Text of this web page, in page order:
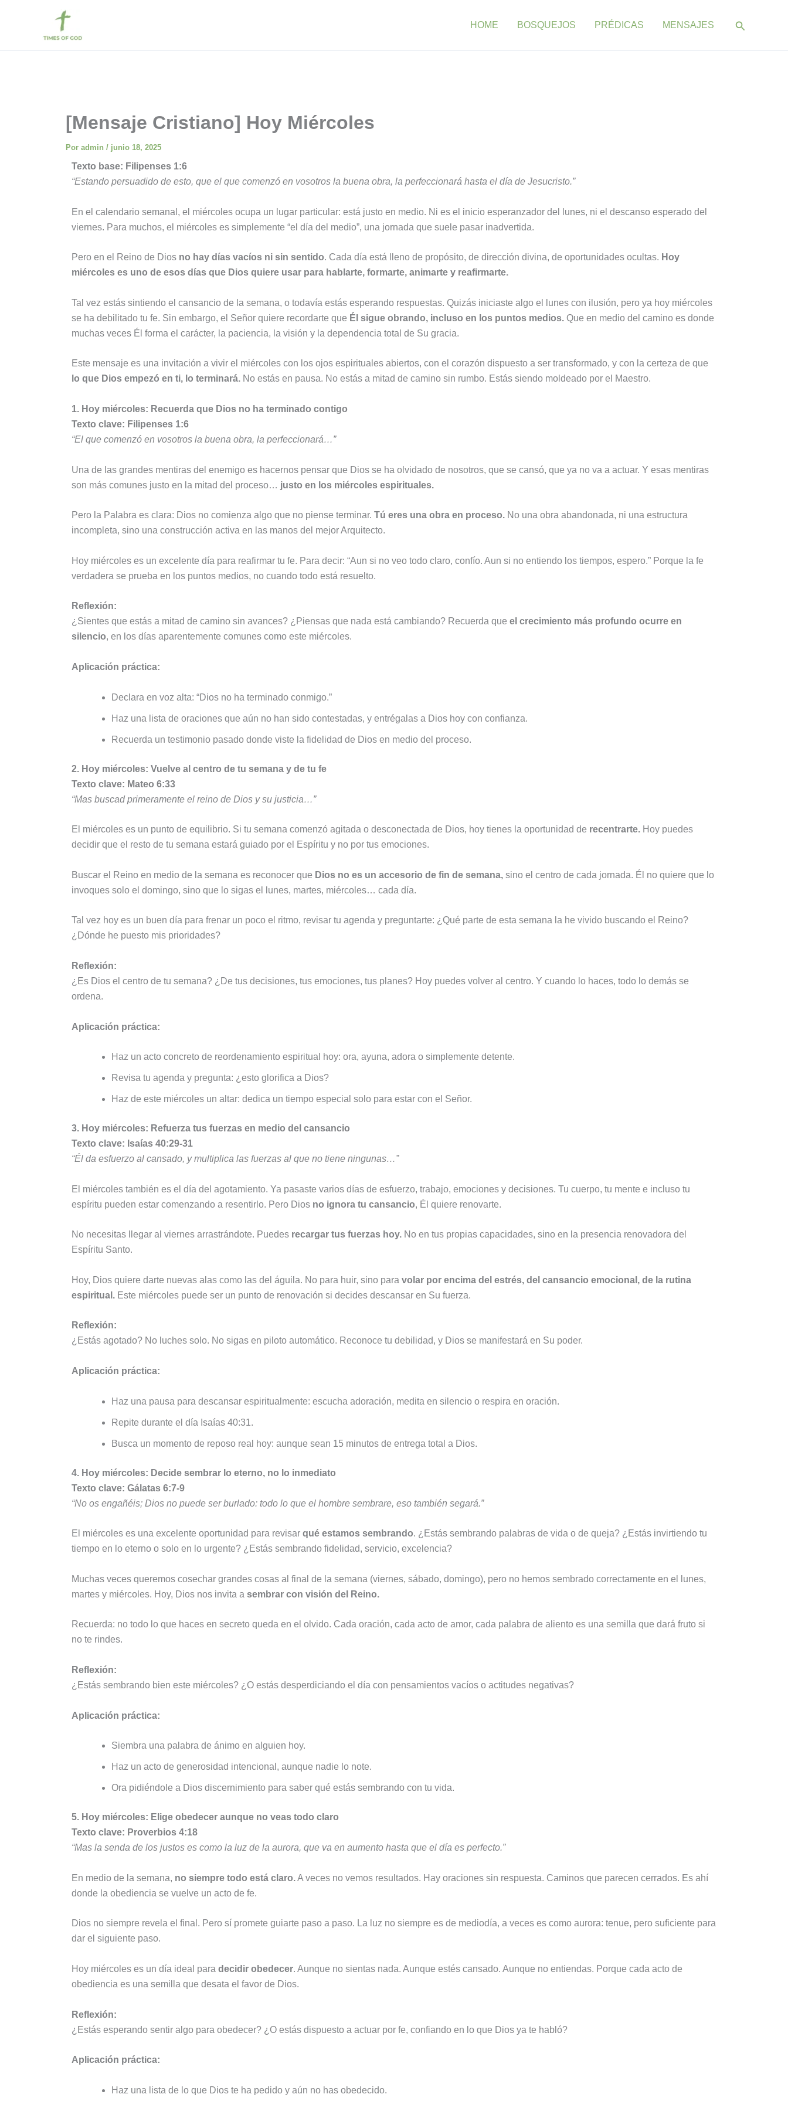
HOME BOSQUEJOS PRÉDICAS MENSAJES Buscar
[Mensaje Cristiano] Hoy Miércoles
Por admin / junio 18, 2025
Texto base: Filipenses 1:6
“Estando persuadido de esto, que el que comenzó en vosotros la buena obra, la perfeccionará hasta el día de Jesucristo.”
En el calendario semanal, el miércoles ocupa un lugar particular: está justo en medio. Ni es el inicio esperanzador del lunes, ni el descanso esperado del
viernes. Para muchos, el miércoles es simplemente “el día del medio”, una jornada que suele pasar inadvertida.
Pero en el Reino de Dios no hay días vacíos ni sin sentido. Cada día está lleno de propósito, de dirección divina, de oportunidades ocultas. Hoy
miércoles es uno de esos días que Dios quiere usar para hablarte, formarte, animarte y reafirmarte.
Tal vez estás sintiendo el cansancio de la semana, o todavía estás esperando respuestas. Quizás iniciaste algo el lunes con ilusión, pero ya hoy miércoles
se ha debilitado tu fe. Sin embargo, el Señor quiere recordarte que Él sigue obrando, incluso en los puntos medios. Que en medio del camino es donde
muchas veces Él forma el carácter, la paciencia, la visión y la dependencia total de Su gracia.
Este mensaje es una invitación a vivir el miércoles con los ojos espirituales abiertos, con el corazón dispuesto a ser transformado, y con la certeza de que
lo que Dios empezó en ti, lo terminará. No estás en pausa. No estás a mitad de camino sin rumbo. Estás siendo moldeado por el Maestro.
1. Hoy miércoles: Recuerda que Dios no ha terminado contigo
Texto clave: Filipenses 1:6
“El que comenzó en vosotros la buena obra, la perfeccionará…”
Una de las grandes mentiras del enemigo es hacernos pensar que Dios se ha olvidado de nosotros, que se cansó, que ya no va a actuar. Y esas mentiras
son más comunes justo en la mitad del proceso… justo en los miércoles espirituales.
Pero la Palabra es clara: Dios no comienza algo que no piense terminar. Tú eres una obra en proceso. No una obra abandonada, ni una estructura
incompleta, sino una construcción activa en las manos del mejor Arquitecto.
Hoy miércoles es un excelente día para reafirmar tu fe. Para decir: “Aun si no veo todo claro, confío. Aun si no entiendo los tiempos, espero.” Porque la fe
verdadera se prueba en los puntos medios, no cuando todo está resuelto.
Reflexión:
¿Sientes que estás a mitad de camino sin avances? ¿Piensas que nada está cambiando? Recuerda que el crecimiento más profundo ocurre en
silencio, en los días aparentemente comunes como este miércoles.
Aplicación práctica:
Declara en voz alta: “Dios no ha terminado conmigo.”
Haz una lista de oraciones que aún no han sido contestadas, y entrégalas a Dios hoy con confianza.
Recuerda un testimonio pasado donde viste la fidelidad de Dios en medio del proceso.
2. Hoy miércoles: Vuelve al centro de tu semana y de tu fe
Texto clave: Mateo 6:33
“Mas buscad primeramente el reino de Dios y su justicia…”
El miércoles es un punto de equilibrio. Si tu semana comenzó agitada o desconectada de Dios, hoy tienes la oportunidad de recentrarte. Hoy puedes
decidir que el resto de tu semana estará guiado por el Espíritu y no por tus emociones.
Buscar el Reino en medio de la semana es reconocer que Dios no es un accesorio de fin de semana, sino el centro de cada jornada. Él no quiere que lo
invoques solo el domingo, sino que lo sigas el lunes, martes, miércoles… cada día.
Tal vez hoy es un buen día para frenar un poco el ritmo, revisar tu agenda y preguntarte: ¿Qué parte de esta semana la he vivido buscando el Reino?
¿Dónde he puesto mis prioridades?
Reflexión:
¿Es Dios el centro de tu semana? ¿De tus decisiones, tus emociones, tus planes? Hoy puedes volver al centro. Y cuando lo haces, todo lo demás se
ordena.
Aplicación práctica:
Haz un acto concreto de reordenamiento espiritual hoy: ora, ayuna, adora o simplemente detente.
Revisa tu agenda y pregunta: ¿esto glorifica a Dios?
Haz de este miércoles un altar: dedica un tiempo especial solo para estar con el Señor.
3. Hoy miércoles: Refuerza tus fuerzas en medio del cansancio
Texto clave: Isaías 40:29-31
“Él da esfuerzo al cansado, y multiplica las fuerzas al que no tiene ningunas…”
El miércoles también es el día del agotamiento. Ya pasaste varios días de esfuerzo, trabajo, emociones y decisiones. Tu cuerpo, tu mente e incluso tu
espíritu pueden estar comenzando a resentirlo. Pero Dios no ignora tu cansancio, Él quiere renovarte.
No necesitas llegar al viernes arrastrándote. Puedes recargar tus fuerzas hoy. No en tus propias capacidades, sino en la presencia renovadora del
Espíritu Santo.
Hoy, Dios quiere darte nuevas alas como las del águila. No para huir, sino para volar por encima del estrés, del cansancio emocional, de la rutina
espiritual. Este miércoles puede ser un punto de renovación si decides descansar en Su fuerza.
Reflexión:
¿Estás agotado? No luches solo. No sigas en piloto automático. Reconoce tu debilidad, y Dios se manifestará en Su poder.
Aplicación práctica:
Haz una pausa para descansar espiritualmente: escucha adoración, medita en silencio o respira en oración.
Repite durante el día Isaías 40:31.
Busca un momento de reposo real hoy: aunque sean 15 minutos de entrega total a Dios.
4. Hoy miércoles: Decide sembrar lo eterno, no lo inmediato
Texto clave: Gálatas 6:7-9
“No os engañéis; Dios no puede ser burlado: todo lo que el hombre sembrare, eso también segará.”
El miércoles es una excelente oportunidad para revisar qué estamos sembrando. ¿Estás sembrando palabras de vida o de queja? ¿Estás invirtiendo tu
tiempo en lo eterno o solo en lo urgente? ¿Estás sembrando fidelidad, servicio, excelencia?
Muchas veces queremos cosechar grandes cosas al final de la semana (viernes, sábado, domingo), pero no hemos sembrado correctamente en el lunes,
martes y miércoles. Hoy, Dios nos invita a sembrar con visión del Reino.
Recuerda: no todo lo que haces en secreto queda en el olvido. Cada oración, cada acto de amor, cada palabra de aliento es una semilla que dará fruto si
no te rindes.
Reflexión:
¿Estás sembrando bien este miércoles? ¿O estás desperdiciando el día con pensamientos vacíos o actitudes negativas?
Aplicación práctica:
Siembra una palabra de ánimo en alguien hoy.
Haz un acto de generosidad intencional, aunque nadie lo note.
Ora pidiéndole a Dios discernimiento para saber qué estás sembrando con tu vida.
5. Hoy miércoles: Elige obedecer aunque no veas todo claro
Texto clave: Proverbios 4:18
“Mas la senda de los justos es como la luz de la aurora, que va en aumento hasta que el día es perfecto.”
En medio de la semana, no siempre todo está claro.A veces no vemos resultados. Hay oraciones sin respuesta. Caminos que parecen cerrados. Es ahí
donde la obediencia se vuelve un acto de fe.
Dios no siempre revela el final. Pero sí promete guiarte paso a paso. La luz no siempre es de mediodía, a veces es como aurora: tenue, pero suficiente para
dar el siguiente paso.
Hoy miércoles es un día ideal para decidir obedecer. Aunque no sientas nada. Aunque estés cansado. Aunque no entiendas. Porque cada acto de
obediencia es una semilla que desata el favor de Dios.
Reflexión:
¿Estás esperando sentir algo para obedecer? ¿O estás dispuesto a actuar por fe, confiando en lo que Dios ya te habló?
Aplicación práctica:
Haz una lista de lo que Dios te ha pedido y aún no has obedecido.